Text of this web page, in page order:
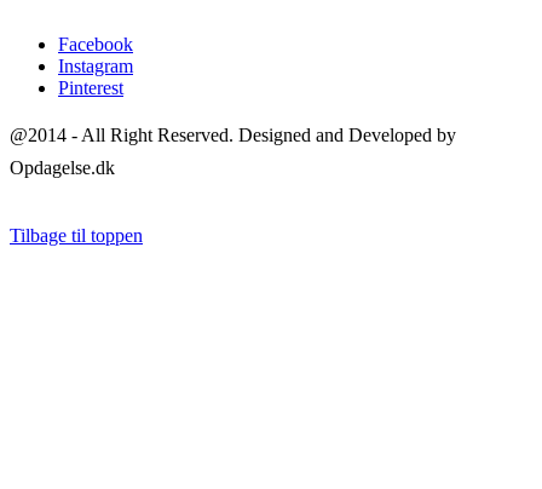
Facebook
Instagram
Pinterest
@2014 - All Right Reserved. Designed and Developed by
Opdagelse.dk
Tilbage til toppen